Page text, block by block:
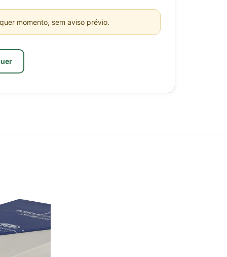
capa do colchão entre utilizadores — nunca reutiliza capas.
na Zona Metropolitana de Lisboa. Para outras zonas,
Cama: ISO 13485:2016 | Norma CEI 60601-2-52. Colchão:
93/42/CEE.
momento, sem aviso prévio.